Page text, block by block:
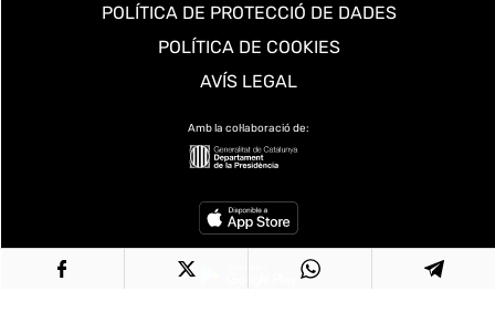
POLÍTICA DE PROTECCIÓ DE DADES
POLÍTICA DE COOKIES
AVÍS LEGAL
Amb la col·laboració de: